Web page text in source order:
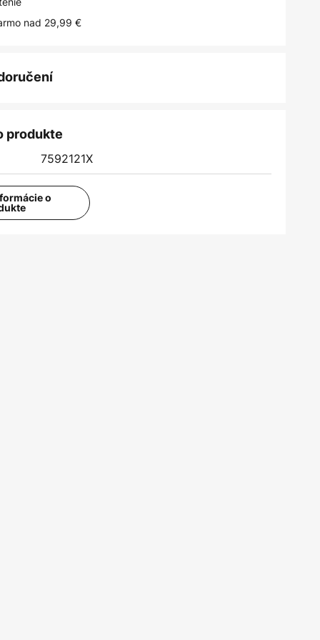
nad 29,99 €
produkte
7592121X
o